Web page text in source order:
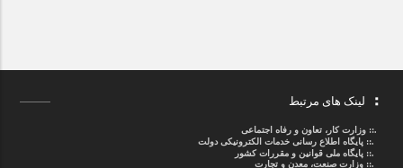
لینک های مرتبط
.::وزارت کار، تعاون و رفاه اجتماعی
.::پایگاه اطلاع رسانی خدمات الکترونیکی دولت
.::پایگاه ملی قوانین و مقررات کشور
.:: وزارت صنعت، معدن و تجارت